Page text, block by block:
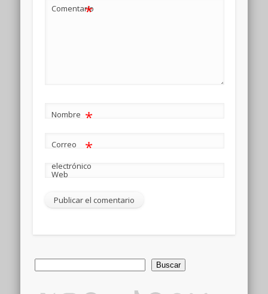
Comentario
*
Nombre *
Correo
electrónico
*
Web
Buscar